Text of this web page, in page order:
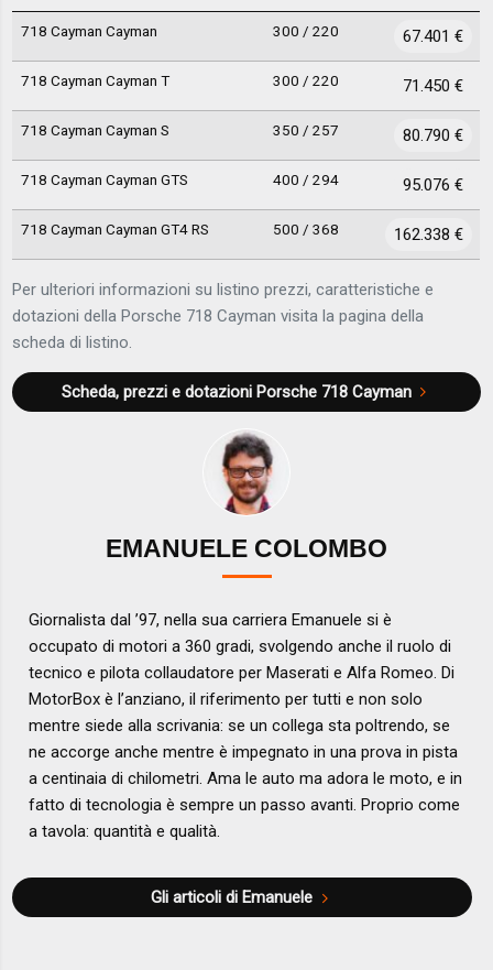
718 Cayman Cayman 300 / 220 67.401 €
718 Cayman Cayman T 300 / 220 71.450 €
718 Cayman Cayman S 350 / 257 80.790 €
718 Cayman Cayman GTS 400 / 294 95.076 €
718 Cayman Cayman GT4 RS 500 / 368 162.338 €
Per ulteriori informazioni su listino prezzi, caratteristiche e
dotazioni della Porsche 718 Cayman visita la pagina della
scheda di listino.
Scheda, prezzi e dotazioni Porsche 718 Cayman
EMANUELE COLOMBO
Giornalista dal ’97, nella sua carriera Emanuele si è
occupato di motori a 360 gradi, svolgendo anche il ruolo di
tecnico e pilota collaudatore per Maserati e Alfa Romeo. Di
MotorBox è l’anziano, il riferimento per tutti e non solo
mentre siede alla scrivania: se un collega sta poltrendo, se
ne accorge anche mentre è impegnato in una prova in pista
a centinaia di chilometri. Ama le auto ma adora le moto, e in
fatto di tecnologia è sempre un passo avanti. Proprio come
a tavola: quantità e qualità.
Gli articoli di Emanuele